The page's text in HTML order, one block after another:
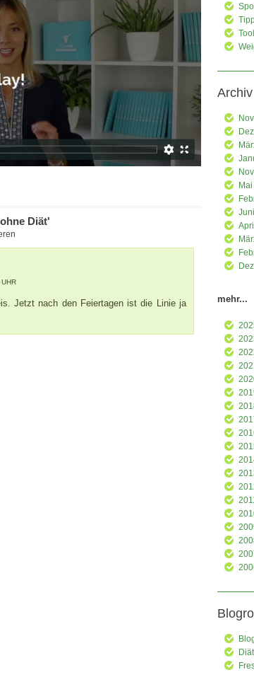
Diät'
Jetzt nach den Feiertagen ist die Linie ja
Archiv
mehr...
2011
Blogroll